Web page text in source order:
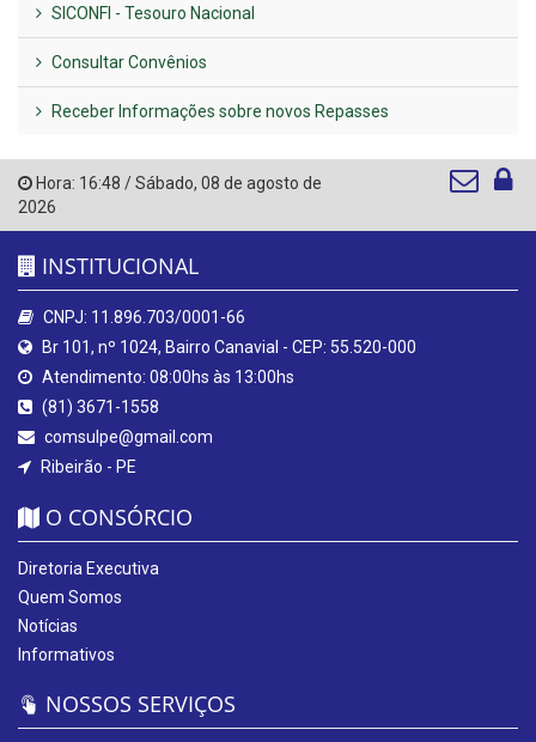
SICONFI - Tesouro Nacional
Consultar Convênios
Receber Informações sobre novos Repasses
Hora: 16:48 /Sábado, 08 de agosto de
2026
INSTITUCIONAL
CNPJ: 11.896.703/0001-66
Br 101, nº 1024, Bairro Canavial - CEP: 55.520-000
Atendimento: 08:00hs às 13:00hs
(81) 3671-1558
comsulpe@gmail.com
Ribeirão - PE
O CONSÓRCIO
Diretoria Executiva
Quem Somos
Notícias
Informativos
NOSSOS SERVIÇOS